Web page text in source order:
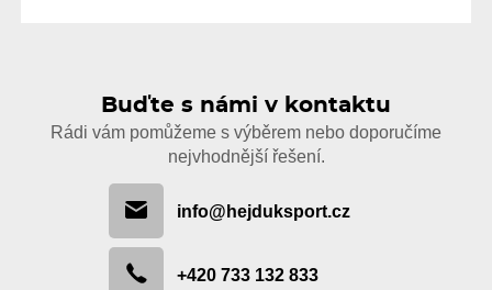
Buďte s námi v kontaktu
Rádi vám pomůžeme s výběrem nebo doporučíme
nejvhodnější řešení.
info@hejduksport.cz
+420 733 132 833